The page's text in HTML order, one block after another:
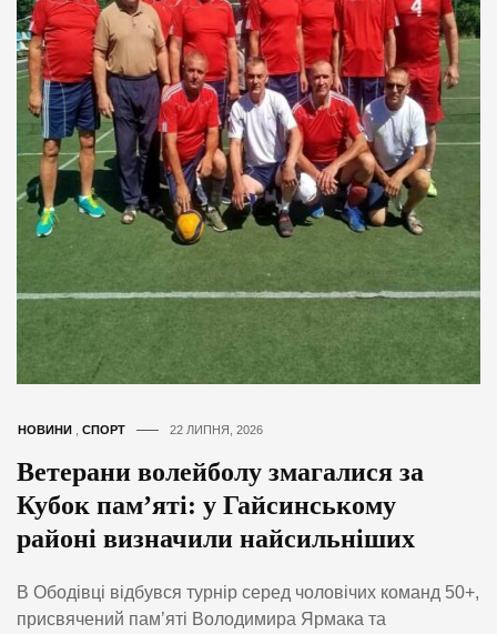
НОВИНИ СПОРТ 22 ЛИПНЯ, 2026
Ветерани волейболу змагалися за
Кубок пам’яті: у Гайсинському
районі визначили найсильніших
В Ободівці відбувся турнір серед чоловічих команд 50+,
присвячений пам’яті Володимира Ярмака та